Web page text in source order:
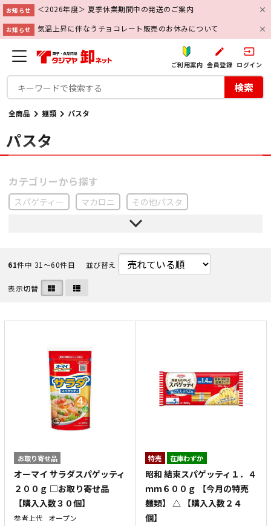
お知らせ ＜2026年度＞ 夏季休業期間中の発送のご案内
お知らせ 気温上昇に伴なうチョコレート販売のお休みについて
ご利用案内
create
会員登録
input
ログイン
検索
全商品 麺類 パスタ
パスタ
スパゲティー マカロニ その他パスタ
61件中 31〜60件目 並び替え
表示切替
お取り寄せ品
オーマイ サラダスパゲッティ
２００ｇ □お取り寄せ品
【購入入数３０個】
参考上代 オープン
特売 在庫わずか
昭和 結束スパゲッティ１．４
ｍｍ６００ｇ 【今月の特売
麺類】 △ 【購入入数２４
個】